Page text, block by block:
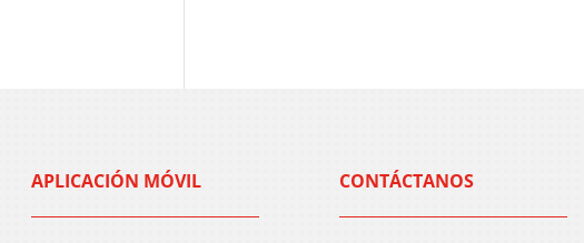
APLICACIÓN MÓVIL CONTÁCTANOS